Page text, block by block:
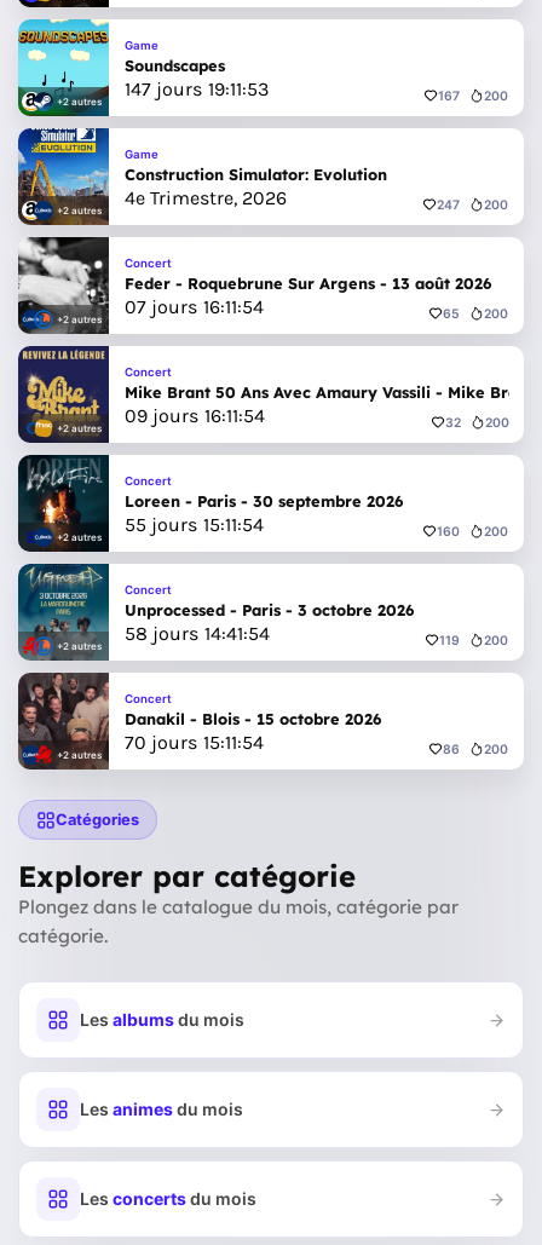
+2 autres
Game
Soundscapes
147 jours 19:11:51 167 200
+2 autres
Game
Construction Simulator: Evolution
4e Trimestre, 2026 247 200
+2 autres
Concert
Feder - Roquebrune Sur Argens - 13 août 2026
07 jours 16:11:52 65 200
+2 autres
Concert
Mike Brant 50 Ans Avec Amaury Vassili - Mike Brant
09 jours 16:11:52 32 200
+2 autres
Concert
Loreen - Paris - 30 septembre 2026
55 jours 15:11:52 160 200
+2 autres
Concert
Unprocessed - Paris - 3 octobre 2026
58 jours 14:41:52 119 200
+2 autres
Concert
Danakil - Blois - 15 octobre 2026
70 jours 15:11:52 86 200
Catégories
Explorer par catégorie
Plongez dans le catalogue du mois, catégorie par
catégorie.
Les albumsdu mois
Les animesdu mois
Les concertsdu mois